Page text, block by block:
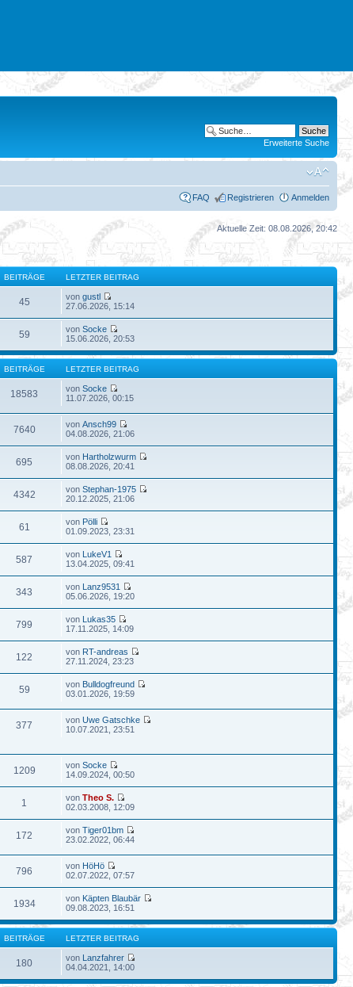
Erweiterte Suche
FAQ Registrieren Anmelden
Aktuelle Zeit: 08.08.2026, 20:42
BEITRÄGE LETZTER BEITRAG
45 vongustl
27.06.2026, 15:14
59 vonSocke
15.06.2026, 20:53
BEITRÄGE LETZTER BEITRAG
18583 vonSocke
11.07.2026, 00:15
7640 vonAnsch99
04.08.2026, 21:06
695 von Hartholzwurm
08.08.2026, 20:41
4342 vonStephan-1975
20.12.2025, 21:06
61 von Pölli
01.09.2023, 23:31
587 von LukeV1
13.04.2025, 09:41
343 von Lanz9531
05.06.2026, 19:20
799 von Lukas35
17.11.2025, 14:09
122 von RT-andreas
27.11.2024, 23:23
59 von Bulldogfreund
03.01.2026, 19:59
377 vonUwe Gatschke
10.07.2021, 23:51
1209 vonSocke
14.09.2024, 00:50
1 vonTheo S.
02.03.2008, 12:09
172 vonTiger01bm
23.02.2022, 06:44
796 von HöHö
02.07.2022, 07:57
1934 von Käpten Blaubär
09.08.2023, 16:51
BEITRÄGE LETZTER BEITRAG
180 von Lanzfahrer
04.04.2021, 14:00